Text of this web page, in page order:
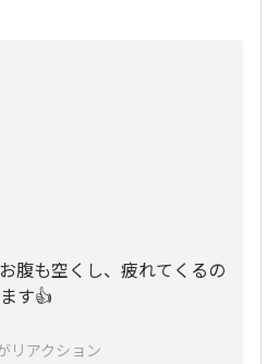
腹も空くし、疲れてくるの
す👍
リアクション